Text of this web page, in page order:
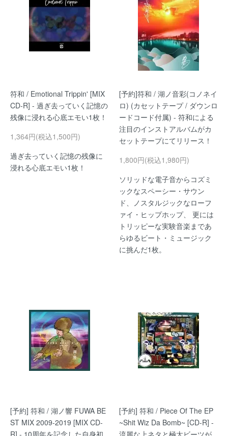
符和 / Emotional Trippin' [MIX
CD-R] - 過ぎ去っていく記憶の
残像に浸れる心底エモい1枚！
1,364円(税込1,500円)
過ぎ去っていく記憶の残像に
浸れる心底エモい1枚！
[予約]符和 / 湖ノ音彩(コノネイ
ロ) (カセットテープ / ダウンロ
ードコード付属) - 符和による
注目のインストアルバムがカ
セットテープにてリリース！
1,800円(税込1,980円)
ソリッドな電子音からコズミ
ックなスペーシー・サウン
ド、ノスタルジックなローフ
ァイ・ヒップホップ、 更には
トリッピーな実験音楽まであ
らゆるビート・ミュージック
に挑んだ1枚。
[予約] 符和 / 湖ノ響 FUWA BE
ST MIX 2009-2019 [MIX CD-
[予約] 符和 / Piece Of The EP
~Shit Wiz Da Bomb~ [CD-R] -